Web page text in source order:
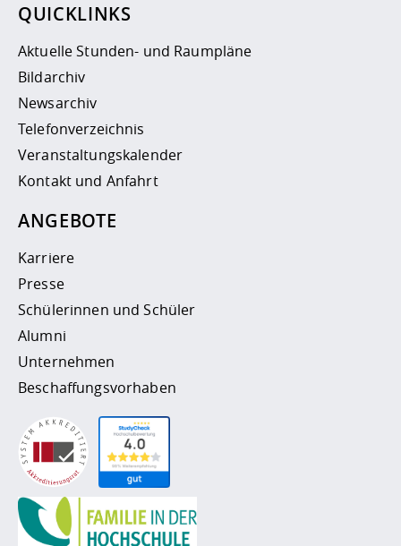
QUICKLINKS
Aktuelle Stunden- und Raumpläne
Bildarchiv
Newsarchiv
Telefonverzeichnis
Veranstaltungskalender
Kontakt und Anfahrt
ANGEBOTE
Karriere
Presse
Schülerinnen und Schüler
Alumni
Unternehmen
Beschaffungsvorhaben